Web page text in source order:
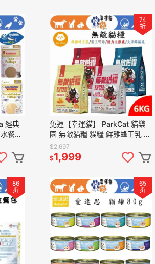
經典
74
折
免運【幸運貓】 ParkCat 貓樂
園 無敵貓糧 貓糧 鮮雞蜂王乳 霸
王野雞 動力火雞鹿 大洋鮮極魚
6KG 貓飼料
$2,697
$1,999
86
折
65
折